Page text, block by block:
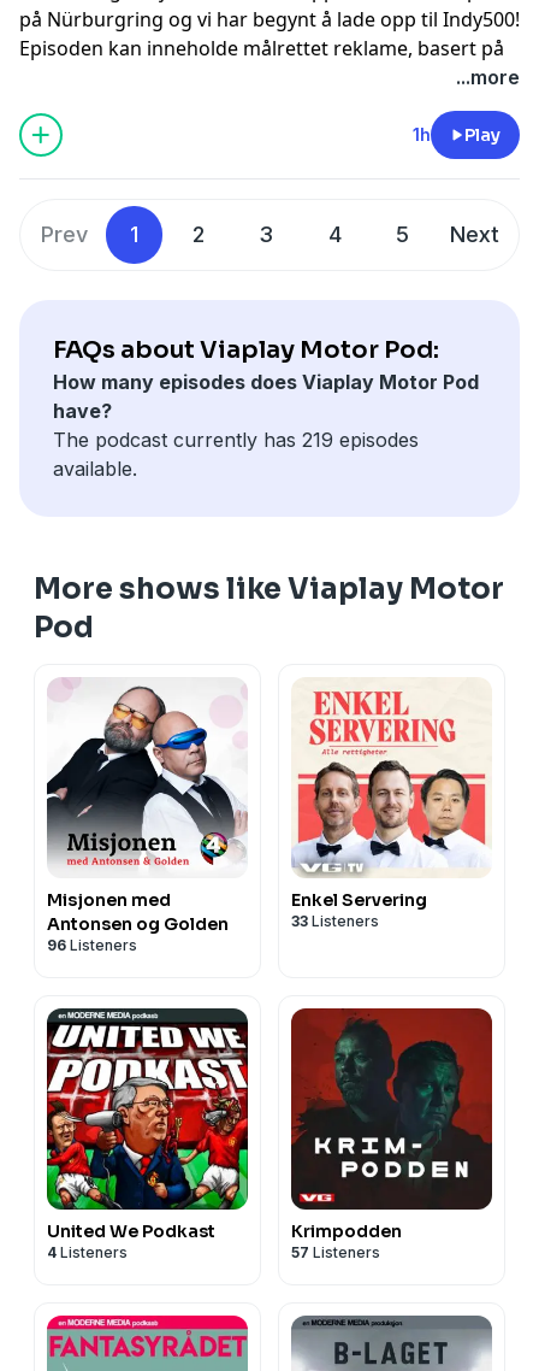
på Nürburgring og vi har begynt å lade opp til Indy500!
Episoden kan inneholde målrettet reklame, basert på
for informasjon og dine valg
om deling av data.
...more
1h Play
Prev 1 2 3 4 5 Next
FAQs about Viaplay Motor Pod:
How many episodes does Viaplay Motor Pod
have?
The podcast currently has 219 episodes
available.
More shows like Viaplay Motor
Pod
Misjonen med
Antonsen og Golden
96 Listeners
Enkel Servering
33 Listeners
United We Podkast
4 Listeners
Krimpodden
57 Listeners